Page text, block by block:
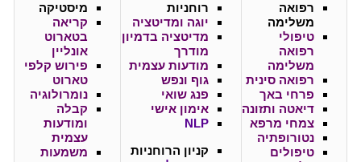
רפואה
משלימה
טיפולי
רפואה
משלימה
רפואה סינית
פרחי באך
דיאטה ותזונה
צמחי מרפא
נטורופתיה
טיפולים
רוחניות
יוגה ומדיטציה
מדיטציה בדמיון
מודרך
מודעות עצמית
גוף ונפש
פנג שואי
אימון אישי
NLP
קניון הרוחניות
מיסטיקה
קריאה
בטארוט
אונליין
פירוש קלפי
טארוט
נומרולוגיה
קבלה
ומודעות
עצמית
משמעות